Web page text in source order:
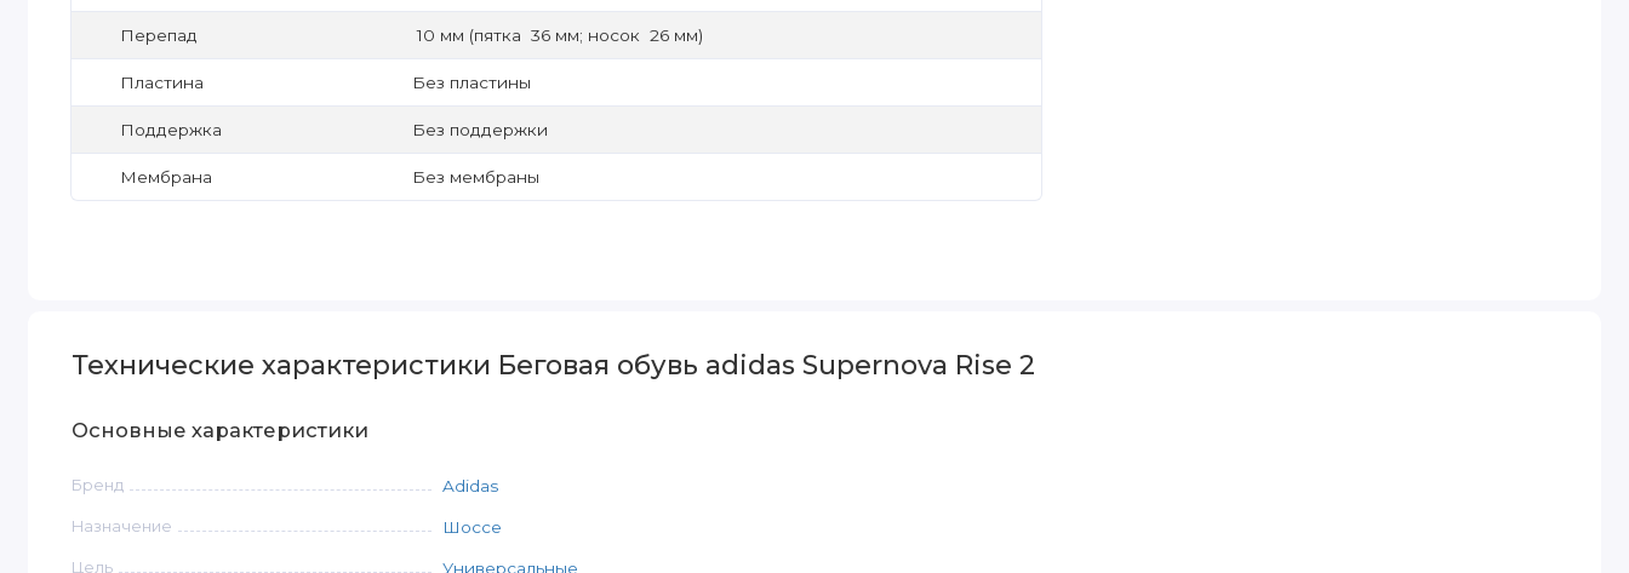
Перепад 10 мм (пятка 36 мм; носок 26 мм)
Пластина Без пластины
Поддержка Без поддержки
Мембрана Без мембраны
Технические характеристики Беговая обувь adidas Supernova Rise 2
Основные характеристики
Бренд Adidas
Назначение Шоссе
Цель Универсальные